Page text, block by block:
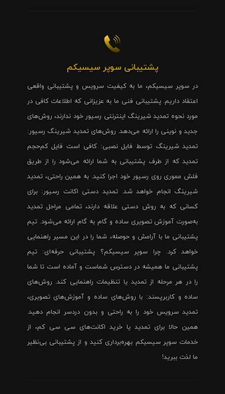
پشتیبانی سوپر سیسیکم
در سوپر سیسیکم، ما به کیفیت سرویس و پشتیبانی واقعی
اعتقاد داریم. پشتیبانی فنی ما به عزیزانی که اطلاعات کافی در
مورد نحوه تمدید شیرینگ اینترنتی رسیور خود ندارند، روش‌های
جدید و نوینی را ارائه می‌دهد. روش‌های تمدید شیرینگ رسیور:
تمدید شیرینگ توسط فایل نصبی: کافی است فایل کم‌حجم
تمدید که از طرف پشتیبانی به شما ارائه می‌شود را از طریق
فلش مموری روی رسیور خود اجرا کنید. به همین راحتی، تمدید
شیرینگ انجام خواهد شد. تمدید دستی اکانت رسیور: برای
کسانی که به روش دستی علاقه دارند، تمامی مراحل تمدید
به‌صورت آموزش تصویری ساده و گام به گام ارائه می‌شود. تیم
پشتیبانی ما با آرامش و حوصله، شما را در این مسیر راهنمایی
خواهد کرد. چرا سوپر سیسیکم؟ پشتیبانی حرفه‌ای: تیم
پشتیبانی ما همیشه در دسترس شماست و آماده است تا شما
را در هر مرحله از تمدید یا تنظیمات راهنمایی کند. روش‌های
ساده و کاربرپسند: با روش‌های ساده و آموزش‌های تصویری،
تمدید سرویس خود را به راحتی و بدون دردسر انجام دهید.
همین حالا برای تمدید یا خرید اکانت‌های سی سی کم، از
خدمات سوپر سیسیکم بهره‌برداری کنید و از پشتیبانی بی‌نظیر
ما لذت ببرید!